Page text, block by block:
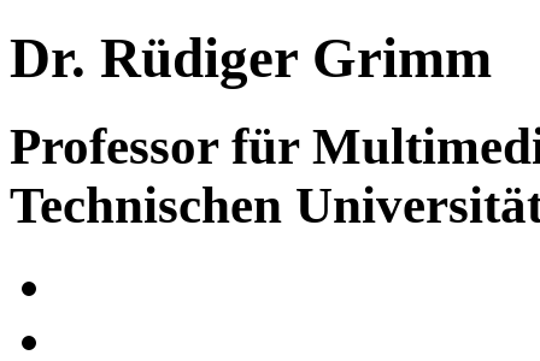
Dr. Rüdiger Grimm
Professor für
Technischen